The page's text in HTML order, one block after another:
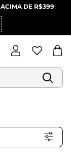
ACIMA DE R$399